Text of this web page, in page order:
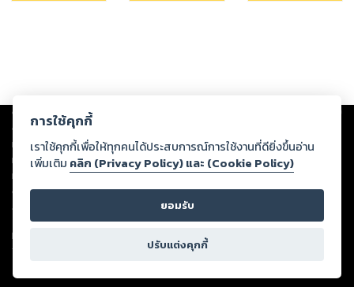
Copyright © 2026
ต่อผลงานหรือเนื้อหาใดที่อัปโหลดผ่านเว็บไซต์และปรากฏว่าละเมิดสิทธิใน
ทรัพย์สินทางปัญญาของบุคคลอื่นหรือขัดต่อกฎหมายและศีลธรรม ดังนั้น ผู้อ่าน
ทุกท่านโปรดใช้วิจารณญาณในการกลั่นกรองด้วยตนเอง และหากท่านพบว่าส่วน
หนึ่งส่วนใดขัดต่อกฎหมายและศีลธรรม กรุณาแจ้งมายังบริษัท เพื่อทีมงานจะได้
ดำเนินการในทันที ทั้งนี้ ทางสตอรี่ล็อกขอสงวนลิขสิทธิ์ตามพระราชบัญญัติ
ลิขสิทธิ์ พ.ศ. 2537 (ฉบับล่าสุด)
For support: member@ookbee.com
Version
การใช้คุกกี้
เราใช้คุกกี้เพื่อให้ทุกคนได้ประสบการณ์การใช้งานที่ดียิ่งขึ้นอ่าน
เพิ่มเติม คลิก (Privacy Policy) และ (Cookie Policy)
ยอมรับ
ปรับแต่งคุกกี้